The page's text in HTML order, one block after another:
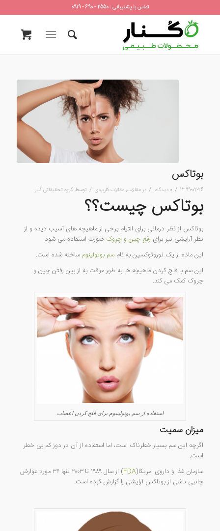
تماس با پشتیبانی : 2550 - 690 - 0919
بوتاکس
1399-02-26
/ ۰ دیدگاه / در مقالات, مقالات کاربردی / توسط گروه تحقیقاتی کُنار
بوتاکس چیست؟؟
بوتاکس از نظر درمانی برای التیام برخی از ماهیچه های آسیب دیده و از
نظر آرایشی نیز برای رفع چین و چروک صورت استفاده می شود.
این ماده از یک نوروتوکسین به نام سم بوتولینوم ساخته شده است.
این سم با فلج کردن ماهیچه ها به طور موقت به از بین رفتن چین و
چروک کمک می کند.
استفاده از سم بوتولینبوم برای فلج کردن اعصاب
میزان سمیت
اگرچه این سم بسیار خطرناک است، اما استفاده از آن در دوز کم بی خطر
است.
سازمان غذا و داروی امریکا(FDA
) از سال ۱۹۸۹ تا ۲۰۰۳ تنها ۳۶ مورد عوارض
جانبی ناشی از بوتاکس آرایشی را گزارش کرده است.